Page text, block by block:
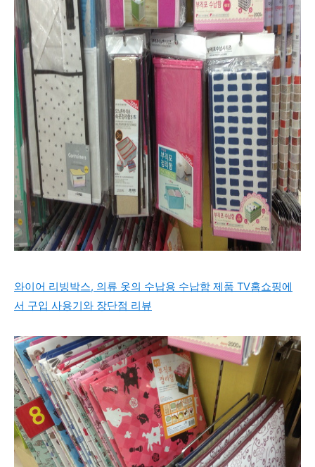
와이어 리빙박스, 의류 옷의 수납용 수납함 제품 TV홈쇼핑에
서 구입 사용기와 장단점 리뷰